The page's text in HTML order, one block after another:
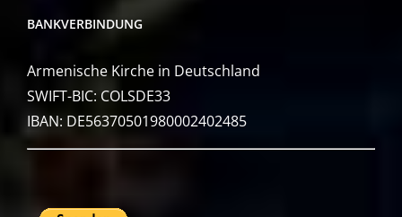
BANKVERBINDUNG
Armenische Kirche in Deutschland
SWIFT-BIC: COLSDE33
IBAN: DE56370501980002402485